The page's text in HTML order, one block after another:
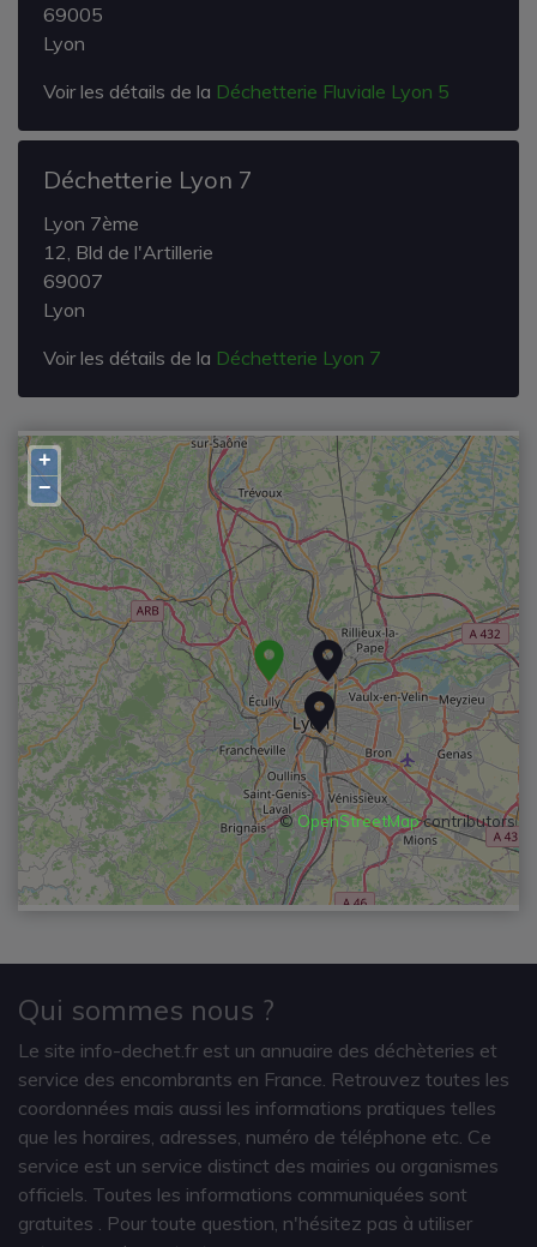
+
−
©OpenStreetMapcontributors
69005
Lyon
Voir les détails de la Déchetterie Fluviale Lyon 5
Déchetterie Lyon 7
Lyon 7ème
12, Bld de l'Artillerie
69007
Lyon
Voir les détails de la Déchetterie Lyon 7
Qui sommes nous ?
Le site info-dechet.fr est un annuaire des déchèteries et
service des encombrants en France. Retrouvez toutes les
coordonnées mais aussi les informations pratiques telles
que les horaires, adresses, numéro de téléphone etc. Ce
service est un service distinct des mairies ou organismes
officiels. Toutes les informations communiquées sont
gratuites
. Pour toute question, n'hésitez pas à utiliser